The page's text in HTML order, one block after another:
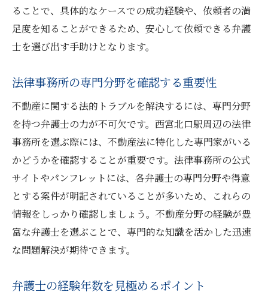
西宮北口駅で頼れる弁護士を見つけるために知
っておくべきこと
地元の法律事務所の選び方
専門分野と実績の確認方法
初回相談時のチェックポイント
弁護士の対応スピードを見極める
アフターケアを提供している弁護士を選ぶ
弁護士との初回相談を活用して不動産問題にス
ムーズに対処
相談内容を事前に整理する方法
初回相談での必須質問リスト
弁護士の専門知識を引き出すテクニック
初回相談の費用を抑える方法
ることで、具体的なケースでの成功経験や、依頼者の満
足度を知ることができるため、安心して依頼できる弁護
士を選び出す手助けとなります。
法律事務所の専門分野を確認する重要性
不動産に関する法的トラブルを解決するには、専門分野
を持つ弁護士の力が不可欠です。西宮北口駅周辺の法律
事務所を選ぶ際には、不動産法に特化した専門家がいる
かどうかを確認することが重要です。法律事務所の公式
サイトやパンフレットには、各弁護士の専門分野や得意
とする案件が明記されていることが多いため、これらの
情報をしっかり確認しましょう。不動産分野の経験が豊
富な弁護士を選ぶことで、専門的な知識を活かした迅速
な問題解決が期待できます。
弁護士の経験年数を見極めるポイント